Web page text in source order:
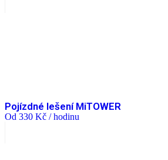
Pojízdné lešení MiTOWER
Od 330 Kč / hodinu